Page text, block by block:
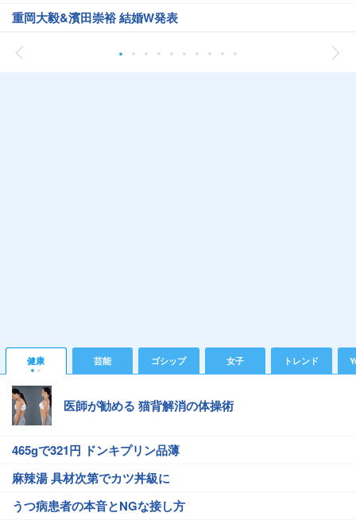
重岡大毅&濱田崇裕 結婚W発表
健康 芸能 ゴシップ 女子 トレンド
医師が勧める 猫背解消の体操術
465gで321円 ドンキプリン品薄
麻辣湯 具材次第でカツ丼級に
うつ病患者の本音とNGな接し方